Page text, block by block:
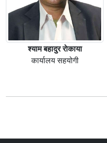
श्याम बहादुर राेकाया
कार्यालय सहयोगी